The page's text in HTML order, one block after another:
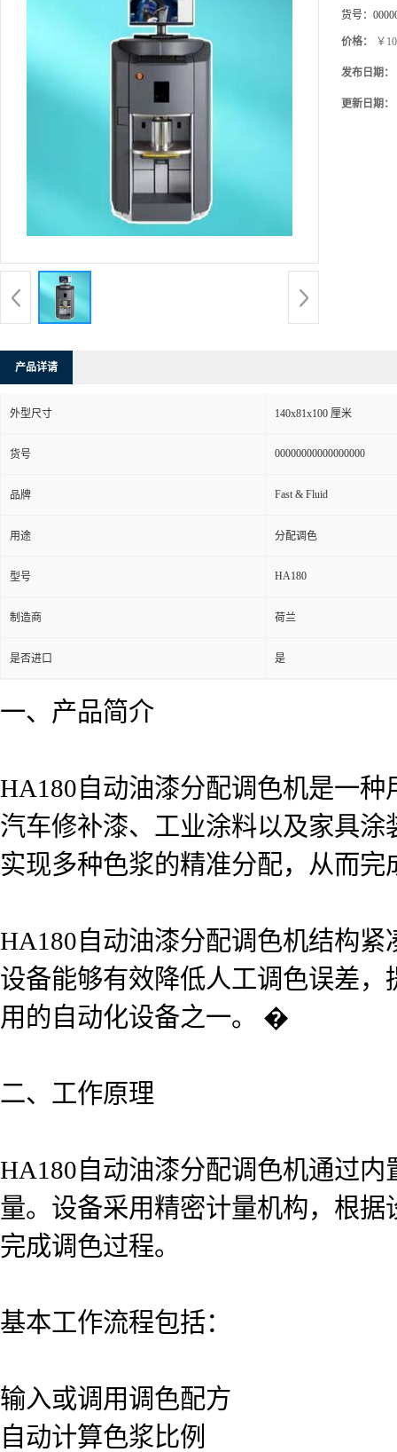
货号：
价格： ￥
发布日期：
更新日期：
产品详请
外型尺寸 140x81x100 厘米
货号 00000000000000000
品牌 Fast & Fluid
用途 分配调色
型号 HA180
制造商 荷兰
是否进口 是
一、产品简介
HA180自动油漆分配调色机是一
汽车修补漆、工业涂料以及家具
实现多种色浆的精准分配，从而
HA180自动油漆分配调色机结构
设备能够有效降低人工调色误差
用的自动化设备之一。 �
二、工作原理
HA180自动油漆分配调色机通过
量。设备采用精密计量机构，根
完成调色过程。
基本工作流程包括：
输入或调用调色配方
自动计算色浆比例